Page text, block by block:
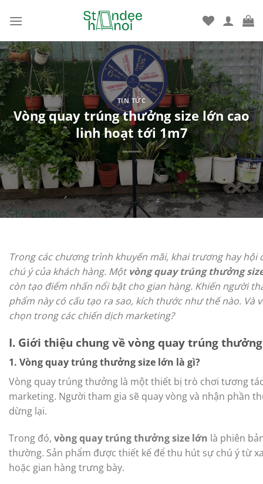
qua
dung
TIN TỨC
Vòng quay trúng thưởng size lớn cao
linh hoạt tới 1m7
Trong các chương trình khuyến mãi, khai trương hay
chú ý của khách hàng. Mộtvòng quay trúng thưởng
còn tạo điểm nhấn nổi bật cho gian hàng. Khiến người
phẩm này có cấu tạo ra sao, kích thước như thế nào. Và
chọn trong các chiến dịch marketing?
I. Giới thiệu chung về vòng quay trúng
1. Vòng quay trúng thưởng size lớn là gì?
Vòng quay trúng thưởng là một thiết bị trò chơi tương
marketing. Người tham gia sẽ quay vòng và nhận phần
dừng lại.
Trong đó, vòng quay trúng thưởng size lớn là phiên
thường. Sản phẩm được thiết kế để thu hút sự chú ý từ
hoặc gian hàng trưng bày.